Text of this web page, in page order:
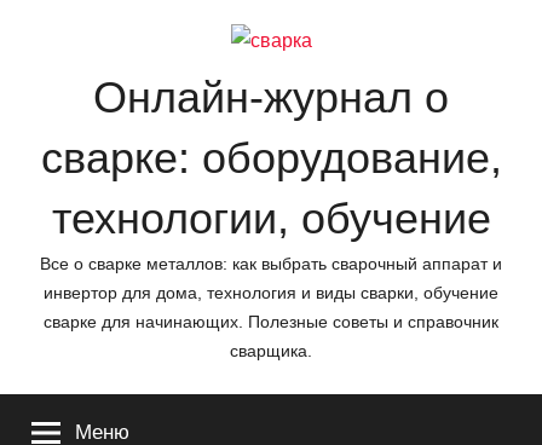
содержимомуОнлайн-журнал о
сварке: оборудование,
технологии, обучение
Все о сварке металлов: как выбрать сварочный аппарат и
инвертор для дома, технология и виды сварки, обучение
сварке для начинающих. Полезные советы и справочник
сварщика.
Меню